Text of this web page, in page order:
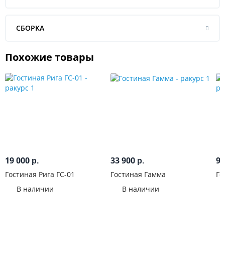
СБОРКА
Похожие товары
19 000 р.
Гостиная Рига ГС-01
В наличии
33 900 р.
Гостиная Гамма
В наличии
9